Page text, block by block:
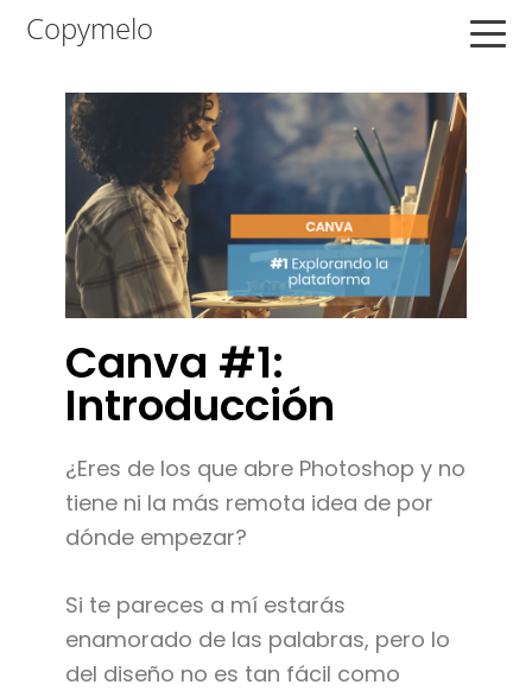
Saltar
navegación
principal
Saltar
contenido
principal
Saltar
Copymelo
Canva #1:
Introducción
¿Eres de los que abre Photoshop y no
tiene ni la más remota idea de por
dónde empezar?
Si te pareces a mí estarás
enamorado de las palabras, pero lo
del diseño no es tan fácil como